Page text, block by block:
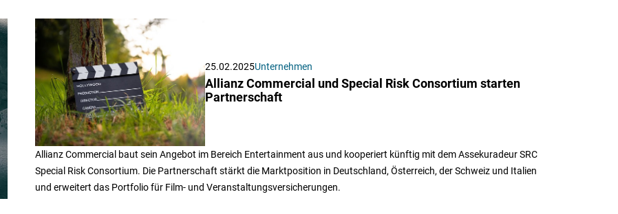
25.02.2025Unternehmen
Allianz Commercial und Special Risk Consortium starten
Partnerschaft
Allianz Commercial baut sein Angebot im Bereich Entertainment aus und kooperiert künftig mit dem Assekuradeur SRC
Special Risk Consortium. Die Partnerschaft stärkt die Marktposition in Deutschland, Österreich, der Schweiz und Italien
und erweitert das Portfolio für Film- und Veranstaltungsversicherungen.